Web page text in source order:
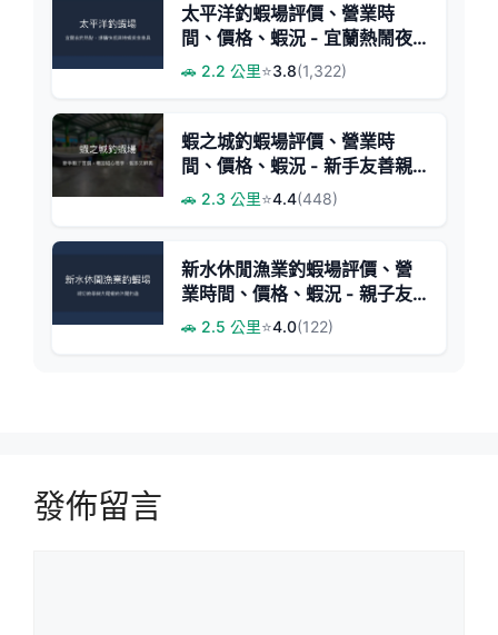
太平洋釣蝦場評價、營業時
間、價格、蝦況 - 宜蘭熱鬧夜
釣與多元餐飲
🚗 2.2 公里⭐3.8(1,322)
蝦之城釣蝦場評價、營業時
間、價格、蝦況 - 新手友善親
子體驗
🚗 2.3 公里⭐4.4(448)
新水休閒漁業釣蝦場評價、營
業時間、價格、蝦況 - 親子友
善與大尾蝦體驗
🚗 2.5 公里⭐4.0(122)
發佈留言